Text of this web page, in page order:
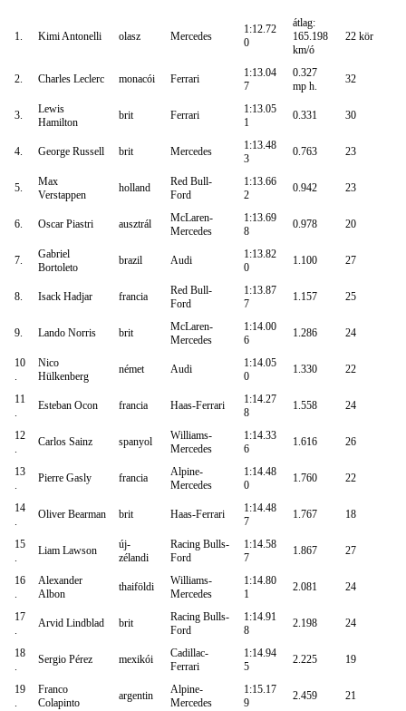
1. Kimi Antonelli olasz Mercedes
1:12.72
0
átlag:
165.198
km/ó
22 kör
2. Charles Leclerc monacói Ferrari
1:13.04
7
0.327
mp h.
32
3.
Lewis
Hamilton
brit Ferrari
1:13.05
1
0.331 30
4. George Russell brit Mercedes
1:13.48
3
0.763 23
5.
Max
Verstappen
holland
Red Bull-
Ford
1:13.66
2
0.942 23
6. Oscar Piastri ausztrál
McLaren-
Mercedes
1:13.69
8
0.978 20
7.
Gabriel
Bortoleto
brazil Audi
1:13.82
0
1.100 27
8. Isack Hadjar francia
Red Bull-
Ford
1:13.87
7
1.157 25
9. Lando Norris brit
McLaren-
Mercedes
1:14.00
6
1.286 24
10
.
Nico
Hülkenberg
német Audi
1:14.05
0
1.330 22
11
.
Esteban Ocon francia Haas-Ferrari
1:14.27
8
1.558 24
12
.
Carlos Sainz spanyol
Williams-
Mercedes
1:14.33
6
1.616 26
13
.
Pierre Gasly francia
Alpine-
Mercedes
1:14.48
0
1.760 22
14
.
Oliver Bearman brit Haas-Ferrari
1:14.48
7
1.767 18
15
.
Liam Lawson
új-
zélandi
Racing Bulls-
Ford
1:14.58
7
1.867 27
16
.
Alexander
Albon
thaiföldi
Williams-
Mercedes
1:14.80
1
2.081 24
17
.
Arvid Lindblad brit
Racing Bulls-
Ford
1:14.91
8
2.198 24
18
.
Sergio Pérez mexikói
Cadillac-
Ferrari
1:14.94
5
2.225 19
19
.
Franco
Colapinto
argentin
Alpine-
Mercedes
1:15.17
9
2.459 21